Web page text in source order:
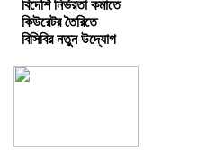
বিদেশি নির্ভরতা কমাতে
কিউরেটর তৈরিতে
বিসিবির নতুন উদ্যোগ